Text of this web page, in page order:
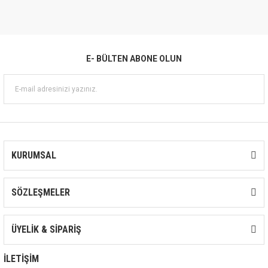
E- BÜLTEN ABONE OLUN
KURUMSAL
SÖZLEŞMELER
ÜYELİK & SİPARİŞ
İLETİŞİM